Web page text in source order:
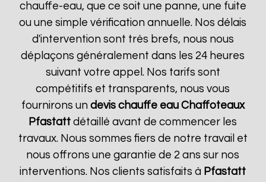
chauffe-eau, que ce soit une panne, une fuite
ou une simple vérification annuelle. Nos délais
d'intervention sont très brefs, nous nous
déplaçons généralement dans les 24 heures
suivant votre appel. Nos tarifs sont
compétitifs et transparents, nous vous
fournirons un devis chauffe eau Chaffoteaux
Pfastatt détaillé avant de commencer les
travaux. Nous sommes fiers de notre travail et
nous offrons une garantie de 2 ans sur nos
interventions. Nos clients satisfaits à Pfastatt